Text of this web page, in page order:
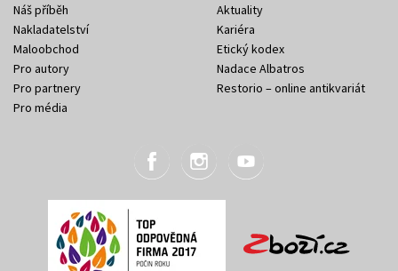
Náš příběh
Nakladatelství
Maloobchod
Pro autory
Pro partnery
Pro média
Aktuality
Kariéra
Etický kodex
Nadace Albatros
Restorio – online antikvariát